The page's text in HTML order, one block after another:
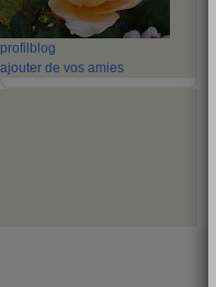
profil blog
ajouter de vos amies